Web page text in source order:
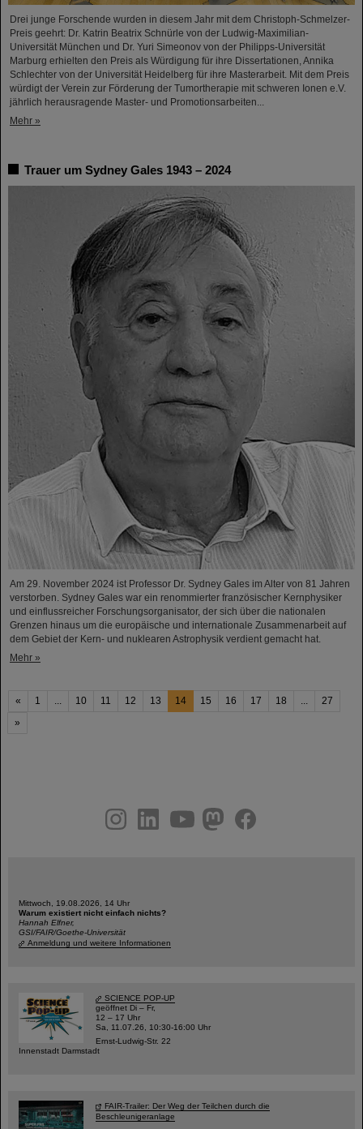
Drei junge Forschende wurden in diesem Jahr mit dem Christoph-Schmelzer-
Preis geehrt: Dr. Katrin Beatrix Schnürle von der Ludwig-Maximilian-
Universität München und Dr. Yuri Simeonov von der Philipps-Universität
Marburg erhielten den Preis als Würdigung für ihre Dissertationen, Annika
Schlechter von der Universität Heidelberg für ihre Masterarbeit. Mit dem Preis
würdigt der Verein zur Förderung der Tumortherapie mit schweren Ionen e.V.
jährlich herausragende Master- und Promotionsarbeiten...
Mehr »
Trauer um Sydney Gales 1943 – 2024
Am 29. November 2024 ist Professor Dr. Sydney Gales im Alter von 81 Jahren
verstorben. Sydney Gales war ein renommierter französischer Kernphysiker
und einflussreicher Forschungsorganisator, der sich über die nationalen
Grenzen hinaus um die europäische und internationale Zusammenarbeit auf
dem Gebiet der Kern- und nuklearen Astrophysik verdient gemacht hat.
Mehr »
« 1 10 11 12 13 14 15 16 17 18
27
»
youtubehelmholtz.socialfacebook
Mittwoch, 19.08.2026, 14 Uhr
Warum existiert nicht einfach nichts?
Hannah Elfner,
GSI/FAIR/Goethe-Universität
Anmeldung und weitere Informationen
SCIENCE POP-UP
geöffnet Di – Fr,
12 – 17 Uhr
Sa, 11.07.26, 10:30-16:00 Uhr
Ernst-Ludwig-Str. 22
Innenstadt Darmstadt
FAIR-Trailer: Der Weg der Teilchen durch die
Beschleunigeranlage